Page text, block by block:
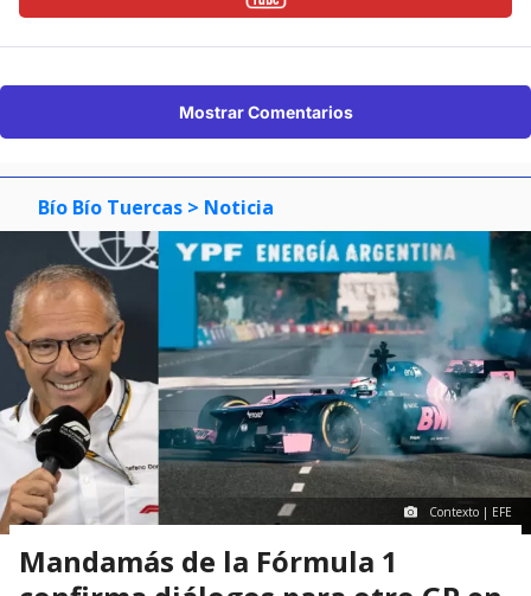
Mostrar Comentarios
Bío Bío Tuercas > Noticia
Contexto | EFE
Mandamás de la Fórmula 1